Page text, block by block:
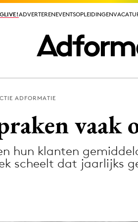
ADVERTERENEVENTSOPLEIDINGEN
ADVERTERENEVENTSOPLEIDINGEN
ADFORMATIE
vaak
hun klanten
scheelt dat jaarlijks